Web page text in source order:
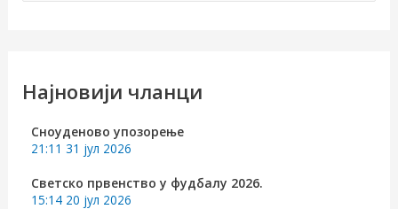
рНајновији чланци
Сноуденово упозорење
21:11 31 јул 2026
Светско првенство у фудбалу 2026.
15:14 20 јул 2026